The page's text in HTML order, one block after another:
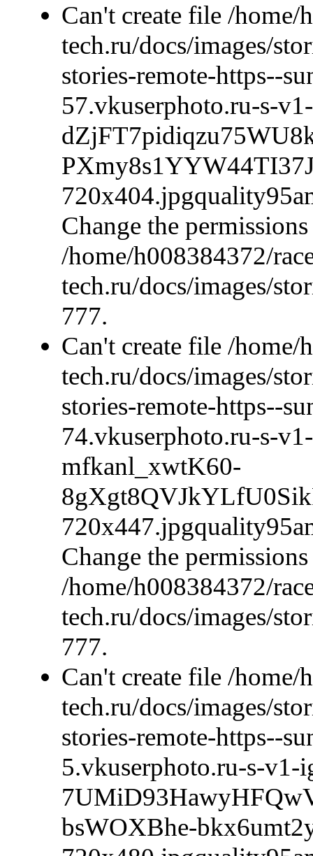
Can't create file /home/
tech.ru/docs/images/
stories-remote-https--
57.vkuserphoto.ru-s-
Change the
/home/h008384372/
tech.ru/docs/images/
777.
Can't create file /home/
tech.ru/docs/images/
stories-remote-https--
74.vkuserphoto.ru-s-
mfkanl_xwtK60-
Change the
/home/h008384372/
tech.ru/docs/images/
777.
Can't create file /home/
tech.ru/docs/images/
stories-remote-https--
5.vkuserphoto.ru-s-v1-
bsWOXBhe-